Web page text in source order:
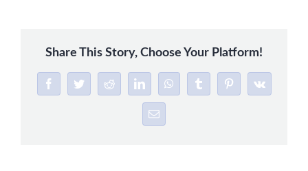
Share This Story, Choose Your Platform!
FacebookTwitterRedditLinkedInWhatsAppTumblrPinterest
Vk
Email